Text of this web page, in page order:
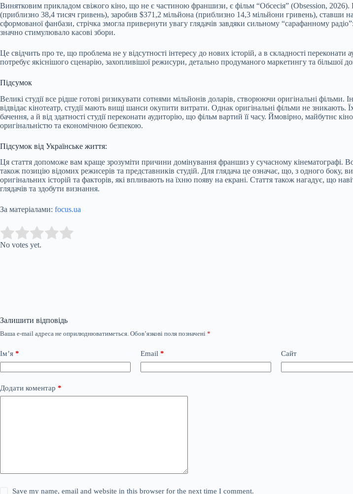
Винятковим прикладом свіжого кіно, що не є частиною франшизи, є фільм “Обсесія” (Obsession,
(приблизно 38,4 тисяч гривень), заробив $371,2 мільйона (приблизно 14,3 мільйони гривень),
сформованої фанбази, стрічка змогла привернути увагу глядачів завдяки сильному “сарафанному
значно стимулювало касові збори.
Це свідчить про те, що проблема не у відсутності інтересу до нових історій, а в складності
потребує якіснішого сценарію, захопливішої режисури, детально продуманого маркетингу та більшої
Підсумок
Великі студії все рідше готові ризикувати сотнями мільйонів доларів, створюючи оригінальні
відвідає кінотеатр, студії мають вищі шанси окупити витрати. Однак оригінальні фільми не зникають.
бачення, а й від здатності студії переконати аудиторію, що фільм вартий її часу. Ймовірно, майбутнє
оригінальністю та економічною безпекою.
Підсумок від Українське життя:
Ця стаття допоможе вам краще зрозуміти причини домінування франшиз у сучасному кінематографі.
також позицію відомих режисерів та представників студій. Для глядача це означає, що, з одного боку,
оригінальних історій та факторів, які впливають на їхню появу на екрані. Стаття також нагадує, що
глядачів та здобути визнання.
За матеріалами: focus.ua
Rate this item:
No votes yet.
Залишити відповідь
Ваша e-mail адреса не оприлюднюватиметься. Обов’язкові поля позначені *
Ім’я * Email * Сайт
Додати коментар *
Save my name, email and website in this browser for the next time I comment.